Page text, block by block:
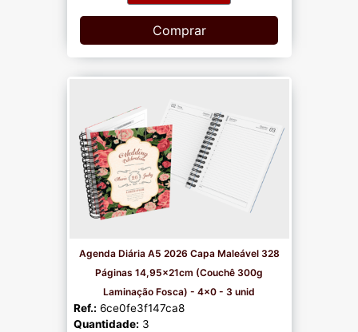
Comprar
Agenda Diária A5 2026 Capa Maleável 328
Páginas 14,95x21cm (Couchê 300g
Laminação Fosca) - 4x0 - 3 unid
Ref.: 6ce0fe3f147ca8
Quantidade: 3